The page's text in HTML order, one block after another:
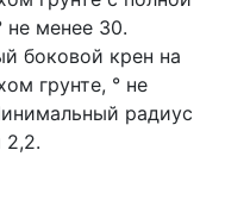
не менее 30.
боковой крен на
грунте, ° не
радиус
2,2.